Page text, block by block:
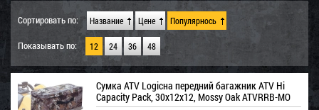
Сортировать по: Название Цене Популярнось
Показывать по: 12 24 36 48
Сумка ATV Logicна передний багажник ATV Hi
Capacity Pack, 30x12x12, Mossy Oak ATVRRB-MO